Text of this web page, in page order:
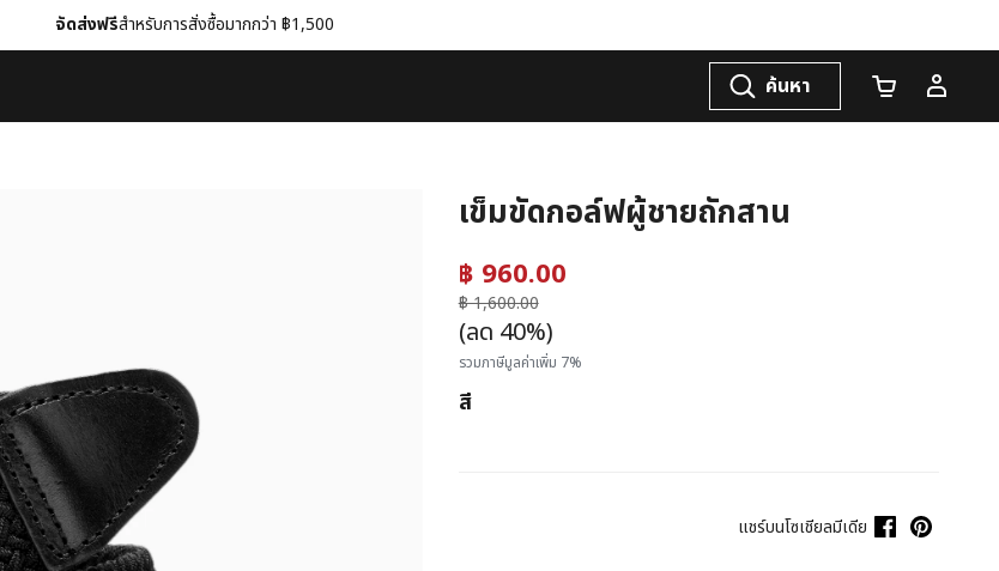
จัดส่งฟรีสำหรับการสั่งซื้อมากกว่า ฿1,500
ค้นหา จำนวนรถเข็น
เข็มขัดกอล์ฟผู้ชายถักสาน
฿ 960.00ราคาลดลงจาก
฿ 1,600.00
ถึง
(ลด 40%)
รวมภาษีมูลค่าเพิ่ม 7%
สี
แชร์บนโซเชียลมีเดีย